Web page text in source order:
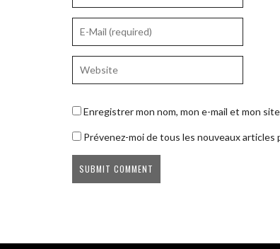
Enregistrer mon nom, mon e-mail et mon
Prévenez-moi de tous les nouveaux articles